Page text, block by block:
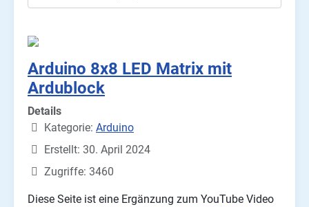
Arduino 8x8 LED Matrix mit
Ardublock
Details
Kategorie: Arduino
Erstellt: 30. April 2024
Zugriffe: 3460
Diese Seite ist eine Ergänzung zum YouTube Video